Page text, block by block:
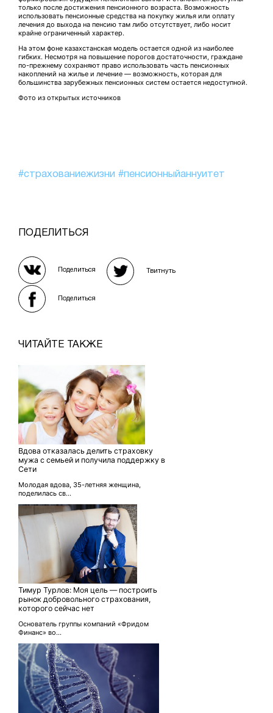
только после достижения пенсионного возраста. Возможность
использовать пенсионные средства на покупку жилья или оплату
лечения до выхода на пенсию там либо отсутствует, либо носит
крайне ограниченный характер.
На этом фоне казахстанская модель остается одной из наиболее
гибких. Несмотря на повышение порогов достаточности, граждане
по-прежнему сохраняют право использовать часть пенсионных
накоплений на жилье и лечение — возможность, которая для
большинства зарубежных пенсионных систем остается недоступной.
Фото из открытых источников
#страхованиежизни #пенсионныйаннуитет
ПОДЕЛИТЬСЯ
Поделиться Твитнуть
Поделиться
ЧИТАЙТЕ ТАКЖЕ
Вдова отказалась делить страховку
мужа с семьей и получила поддержку в
Сети
Молодая вдова, 35-летняя женщина,
поделилась св...
Тимур Турлов: Моя цель — построить
рынок добровольного страхования,
которого сейчас нет
Основатель группы компаний «Фридом
Финанс» во...